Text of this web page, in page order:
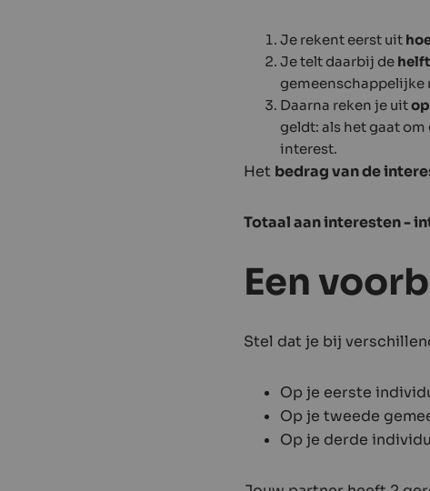
Je rekent eerst uit
Je telt daarbij de
gemeenschappelijke
Daarna reken je uit
geldt: als het gaat
interest.
Het bedrag van de
Totaal aan interesten -
Een
Stel dat je bij
Op je eerste
Op je tweede
Op je derde